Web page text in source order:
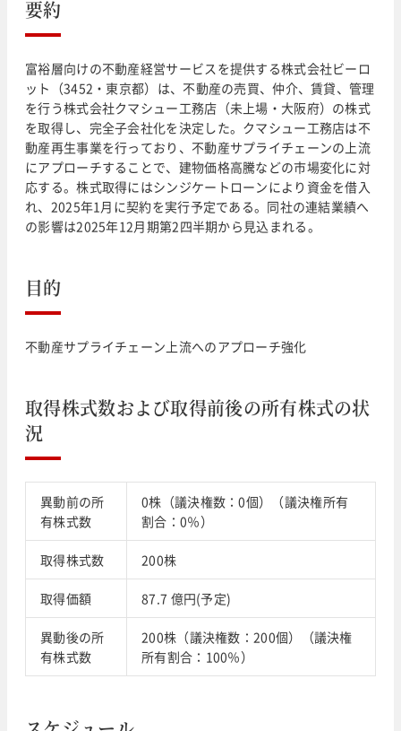
要約
富裕層向けの不動産経営サービスを提供する株式会社ビーロ
ット（3452・東京都）は、不動産の売買、仲介、賃貸、管理
を行う株式会社クマシュー工務店（未上場・大阪府）の株式
を取得し、完全子会社化を決定した。クマシュー工務店は不
動産再生事業を行っており、不動産サプライチェーンの上流
にアプローチすることで、建物価格高騰などの市場変化に対
応する。株式取得にはシンジケートローンにより資金を借入
れ、2025年1月に契約を実行予定である。同社の連結業績へ
の影響は2025年12月期第2四半期から見込まれる。
目的
不動産サプライチェーン上流へのアプローチ強化
取得株式数および取得前後の所有株式の状
況
異動前の所
有株式数
0株（議決権数：0個）（議決権所有
割合：0％）
取得株式数 200株
取得価額 87.7 億円(予定)
異動後の所
有株式数
200株（議決権数：200個）（議決権
所有割合：100％）